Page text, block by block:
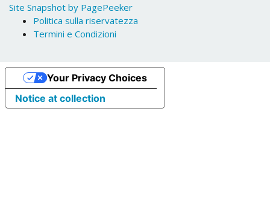
Site Snapshot by PagePeeker
Politica sulla riservatezza
Termini e Condizioni
Notice at collection
Your Privacy Choices